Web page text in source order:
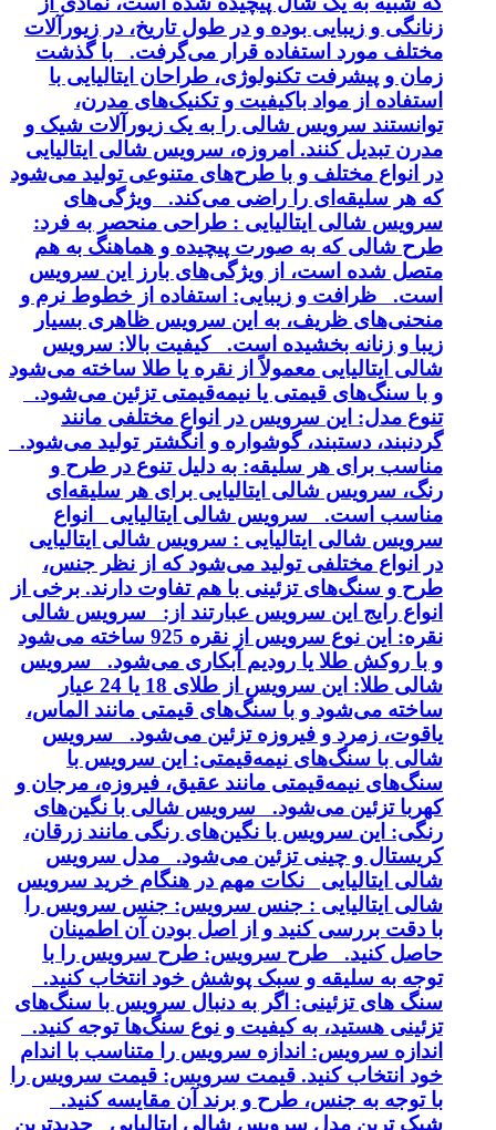
زنانگی و زیبایی بوده و در طول تاریخ، در زیورآلات
مختلف مورد استفاده قرار می‌گرفت. با گذشت
زمان و پیشرفت تکنولوژی، طراحان ایتالیایی با
استفاده از مواد باکیفیت و تکنیک‌های مدرن،
توانستند سرویس شالی را به یک زیورآلات شیک و
مدرن تبدیل کنند. امروزه، سرویس شالی ایتالیایی
در انواع مختلف و با طرح‌های متنوعی تولید می‌شود
که هر سلیقه‌ای را راضی می‌کند. ویژگی‌های
سرویس شالی ایتالیایی : طراحی منحصر به فرد:
طرح شالی که به صورت پیچیده و هماهنگ به هم
متصل شده است، از ویژگی‌های بارز این سرویس
است. ظرافت و زیبایی: استفاده از خطوط نرم و
منحنی‌های ظریف، به این سرویس ظاهری بسیار
زیبا و زنانه بخشیده است. کیفیت بالا: سرویس
شالی ایتالیایی معمولاً از نقره یا طلا ساخته می‌شود
و با سنگ‌های قیمتی یا نیمه‌قیمتی تزئین می‌شود.
تنوع مدل: این سرویس در انواع مختلفی مانند
گردنبند، دستبند، گوشواره و انگشتر تولید می‌شود.
مناسب برای هر سلیقه: به دلیل تنوع در طرح و
رنگ، سرویس شالی ایتالیایی برای هر سلیقه‌ای
مناسب است. سرویس شالی ایتالیایی انواع
سرویس شالی ایتالیایی : سرویس شالی ایتالیایی
در انواع مختلفی تولید می‌شود که از نظر جنس،
طرح و سنگ‌های تزئینی با هم تفاوت دارند. برخی از
انواع رایج این سرویس عبارتند از: سرویس شالی
نقره: این نوع سرویس از نقره 925 ساخته می‌شود
و با روکش طلا یا رودیم آبکاری می‌شود. سرویس
شالی طلا: این سرویس از طلای 18 یا 24 عیار
ساخته می‌شود و با سنگ‌های قیمتی مانند الماس،
یاقوت، زمرد و فیروزه تزئین می‌شود. سرویس
شالی با سنگ‌های نیمه‌قیمتی: این سرویس با
سنگ‌های نیمه‌قیمتی مانند عقیق، فیروزه، مرجان و
کهربا تزئین می‌شود. سرویس شالی با نگین‌های
رنگی: این سرویس با نگین‌های رنگی مانند زرقان،
کریستال و چینی تزئین می‌شود. مدل سرویس
شالی ایتالیایی نکات مهم در هنگام خرید سرویس
شالی ایتالیایی : جنس سرویس: جنس سرویس را
با دقت بررسی کنید و از اصل بودن آن اطمینان
حاصل کنید. طرح سرویس: طرح سرویس را با
توجه به سلیقه و سبک پوشش خود انتخاب کنید.
سنگ های تزئینی: اگر به دنبال سرویس با سنگ‌های
تزئینی هستید، به کیفیت و نوع سنگ‌ها توجه کنید.
اندازه سرویس: اندازه سرویس را متناسب با اندام
خود انتخاب کنید. قیمت سرویس: قیمت سرویس را
با توجه به جنس، طرح و برند آن مقایسه کنید.
شیک ترین مدل سرویس شالی ایتالیایی جدیدترین